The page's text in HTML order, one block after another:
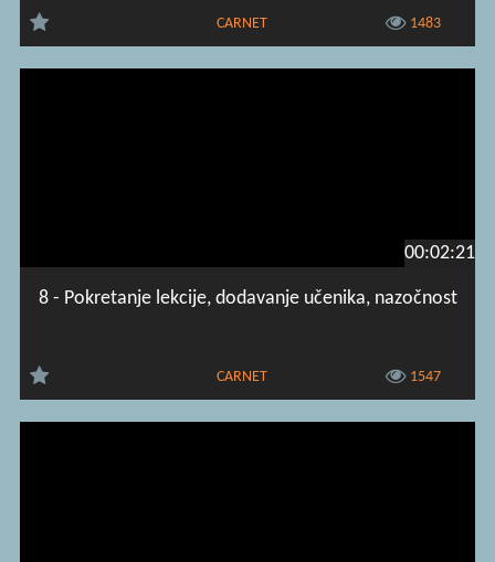
CARNET 1483
00:02:21
8 - Pokretanje lekcije, dodavanje učenika, nazočnost
CARNET 1547